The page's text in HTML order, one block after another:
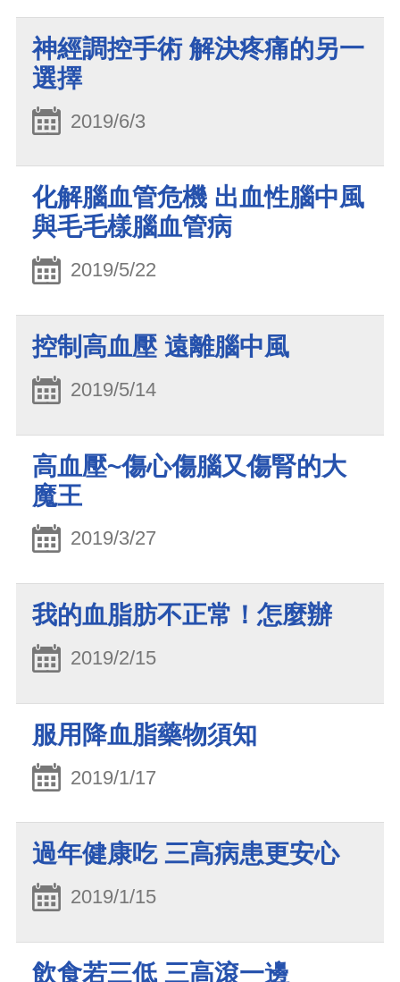
神經調控手術 解決疼痛的另一
選擇
2019/6/3
化解腦血管危機 出血性腦中風
與毛毛樣腦血管病
2019/5/22
控制高血壓 遠離腦中風
2019/5/14
高血壓~傷心傷腦又傷腎的大
魔王
2019/3/27
我的血脂肪不正常！怎麼辦
2019/2/15
服用降血脂藥物須知
2019/1/17
過年健康吃 三高病患更安心
2019/1/15
飲食若三低 三高滾一邊